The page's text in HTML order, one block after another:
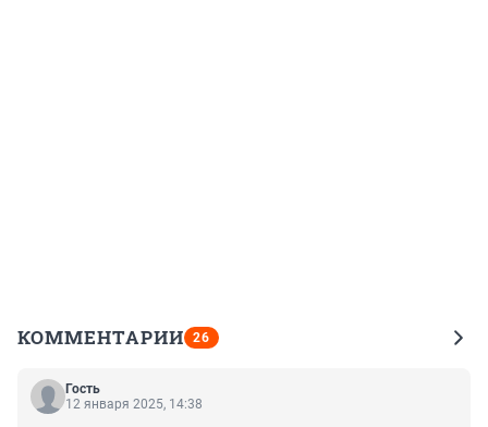
КОММЕНТАРИИ 26
Гость
12 января 2025, 14:38